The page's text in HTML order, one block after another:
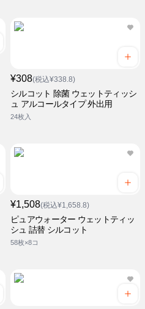
¥308(税込¥338.8)
シルコット 除菌 ウェットティッシ
ュ アルコールタイプ 外出用
24枚入
¥1,508(税込¥1,658.8)
ピュアウォーター ウェットティッ
シュ 詰替 シルコット
58枚×8コ